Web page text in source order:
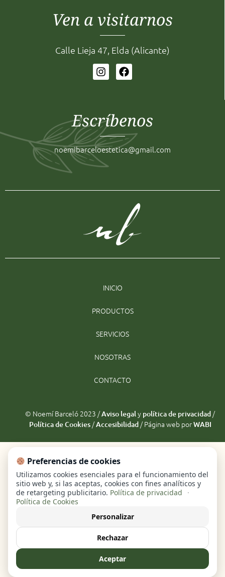
Ven a visitarnos
Calle Lieja 47, Elda (Alicante)
Escríbenos
noemibarceloestetica@gmail.com
© Noemí Barceló 2023 /Aviso legaly política de privacidad/
Política de Cookies/Accesibilidad/ Página web porWABI
INICIO
PRODUCTOS
SERVICIOS
NOSOTRAS
CONTACTO
Preferencias de cookies
Utilizamos cookies esenciales para el funcionamiento del
sitio web y, si las aceptas, cookies con fines analíticos y
de retargeting publicitario. Política de privacidad
·
Política de Cookies
Personalizar
Rechazar
Aceptar